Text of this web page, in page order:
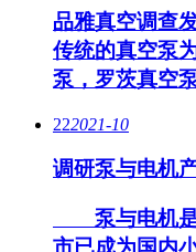
品雅真空调查
传统的真空泵
泵，罗茨真空
222021-10
调研泵与电机
泵与电机是
市已成为国内